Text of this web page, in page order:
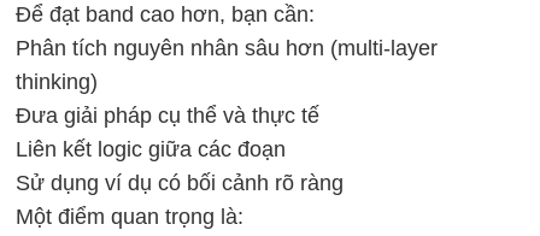
Để đạt band cao hơn, bạn cần:
Phân tích nguyên nhân sâu hơn (multi-layer
thinking)
Đưa giải pháp cụ thể và thực tế
Liên kết logic giữa các đoạn
Sử dụng ví dụ có bối cảnh rõ ràng
Một điểm quan trọng là: